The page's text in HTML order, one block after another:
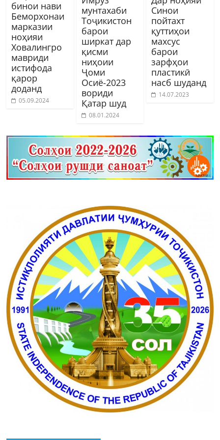
бинои нави
Беморхонаи
марказии
ноҳияи
Ховалингро
мавриди
истифода
қарор
доданд
05.09.2024
мунтахаби
Тоҷикистон
барои
ширкат дар
қисми
ниҳоии
Ҷоми
Осиё-2023
вориди
Қатар шуд
08.01.2024
Синои
пойтахт
қуттиҳои
махсус
барои
зарфҳои
пластикӣ
насб шуданд
14.07.2023